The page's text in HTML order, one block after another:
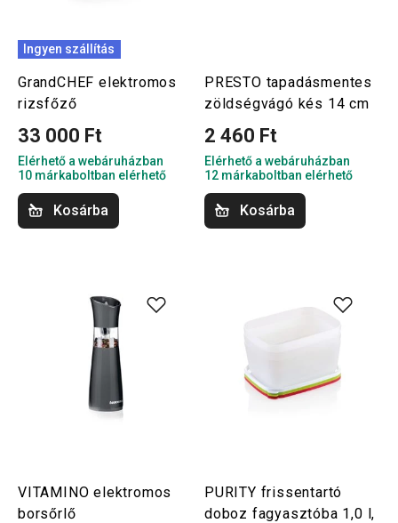
Ingyen szállítás
GrandCHEF elektromos
rizsfőző
33 000 Ft
Elérhető a webáruházban
10 márkaboltban elérhető
Kosárba
PRESTO tapadásmentes
zöldségvágó kés 14 cm
2 460 Ft
Elérhető a webáruházban
12 márkaboltban elérhető
Kosárba
VITAMINO elektromos
borsőrlő
PURITY frissentartó
doboz fagyasztóba 1,0 l,